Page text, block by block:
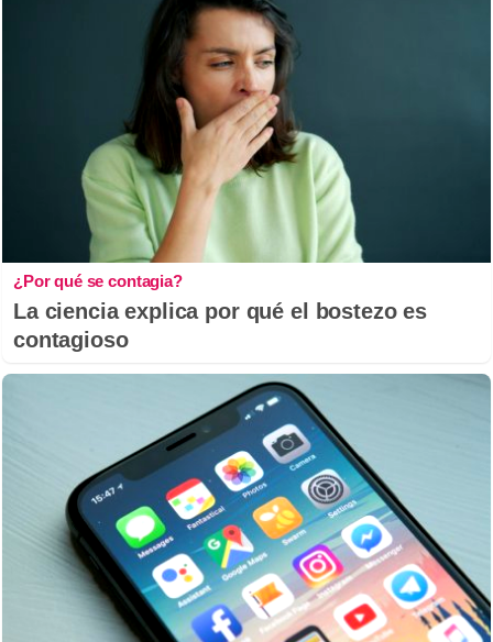
¿Por qué se contagia?
La ciencia explica por qué el bostezo es
contagioso